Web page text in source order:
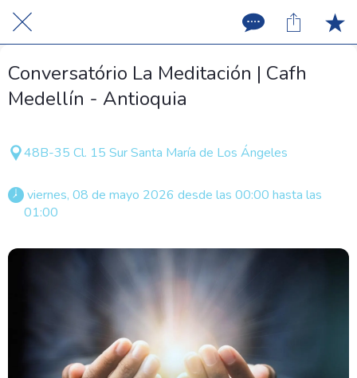
Conversatório La Meditación | Cafh
Medellín - Antioquia
48B-35 Cl. 15 Sur Santa María de Los Ángeles
01:00